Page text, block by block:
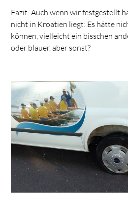
Fazit: Auch wenn wir festgestellt
nicht in Kroatien liegt: Es hätte
können, vielleicht ein bisschen
oder blauer, aber sonst?